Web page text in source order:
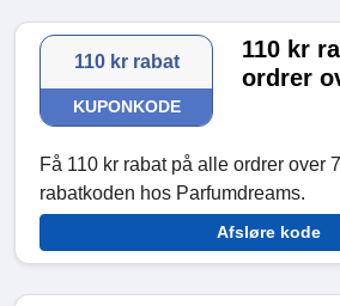
110 kr rabat
KUPONKODE
110 kr
ordrer
Få 110 kr rabat på alle ordrer over
rabatkoden hos Parfumdreams.
Afsløre kode